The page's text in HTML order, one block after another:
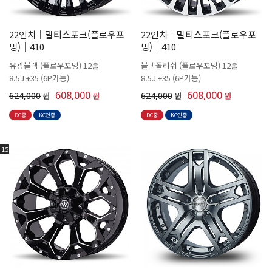
22인치│멀티스포크(플로우포
밍)│410
유광블랙 (플로우포밍) 12홀
8.5J +35 (6P가능)
624,000 원 608,000 원
DC중 KC인증
22인치│멀티스포크(플로우포
밍)│410
블랙폴리쉬 (플로우포밍) 12홀
8.5J +35 (6P가능)
624,000 원 608,000 원
DC중 KC인증
15